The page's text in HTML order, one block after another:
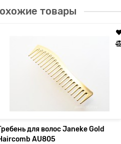
товары
для волос Janeke Gold
AU805